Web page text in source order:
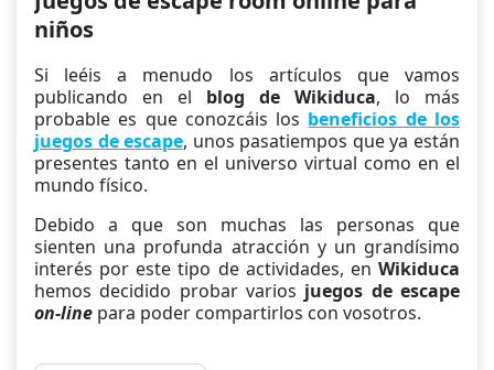
niños
Si leéis a menudo los artículos que vamos
publicando en el blog de Wikiduca, lo más
probable es que conozcáis los beneficios de los
juegos de escape, unos pasatiempos que ya están
presentes tanto en el universo virtual como en el
mundo físico.
Debido a que son muchas las personas que
sienten una profunda atracción y un grandísimo
interés por este tipo de actividades, en Wikiduca
hemos decidido probar varios juegos de escape
on-line para poder compartirlos con vosotros.